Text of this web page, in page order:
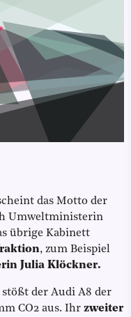
das Motto der
Umweltministerin
übrige Kabinett
, zum Beispiel
Julia Klöckner.
stößt der Audi A8 der
CO2 aus. Ihr zweiter